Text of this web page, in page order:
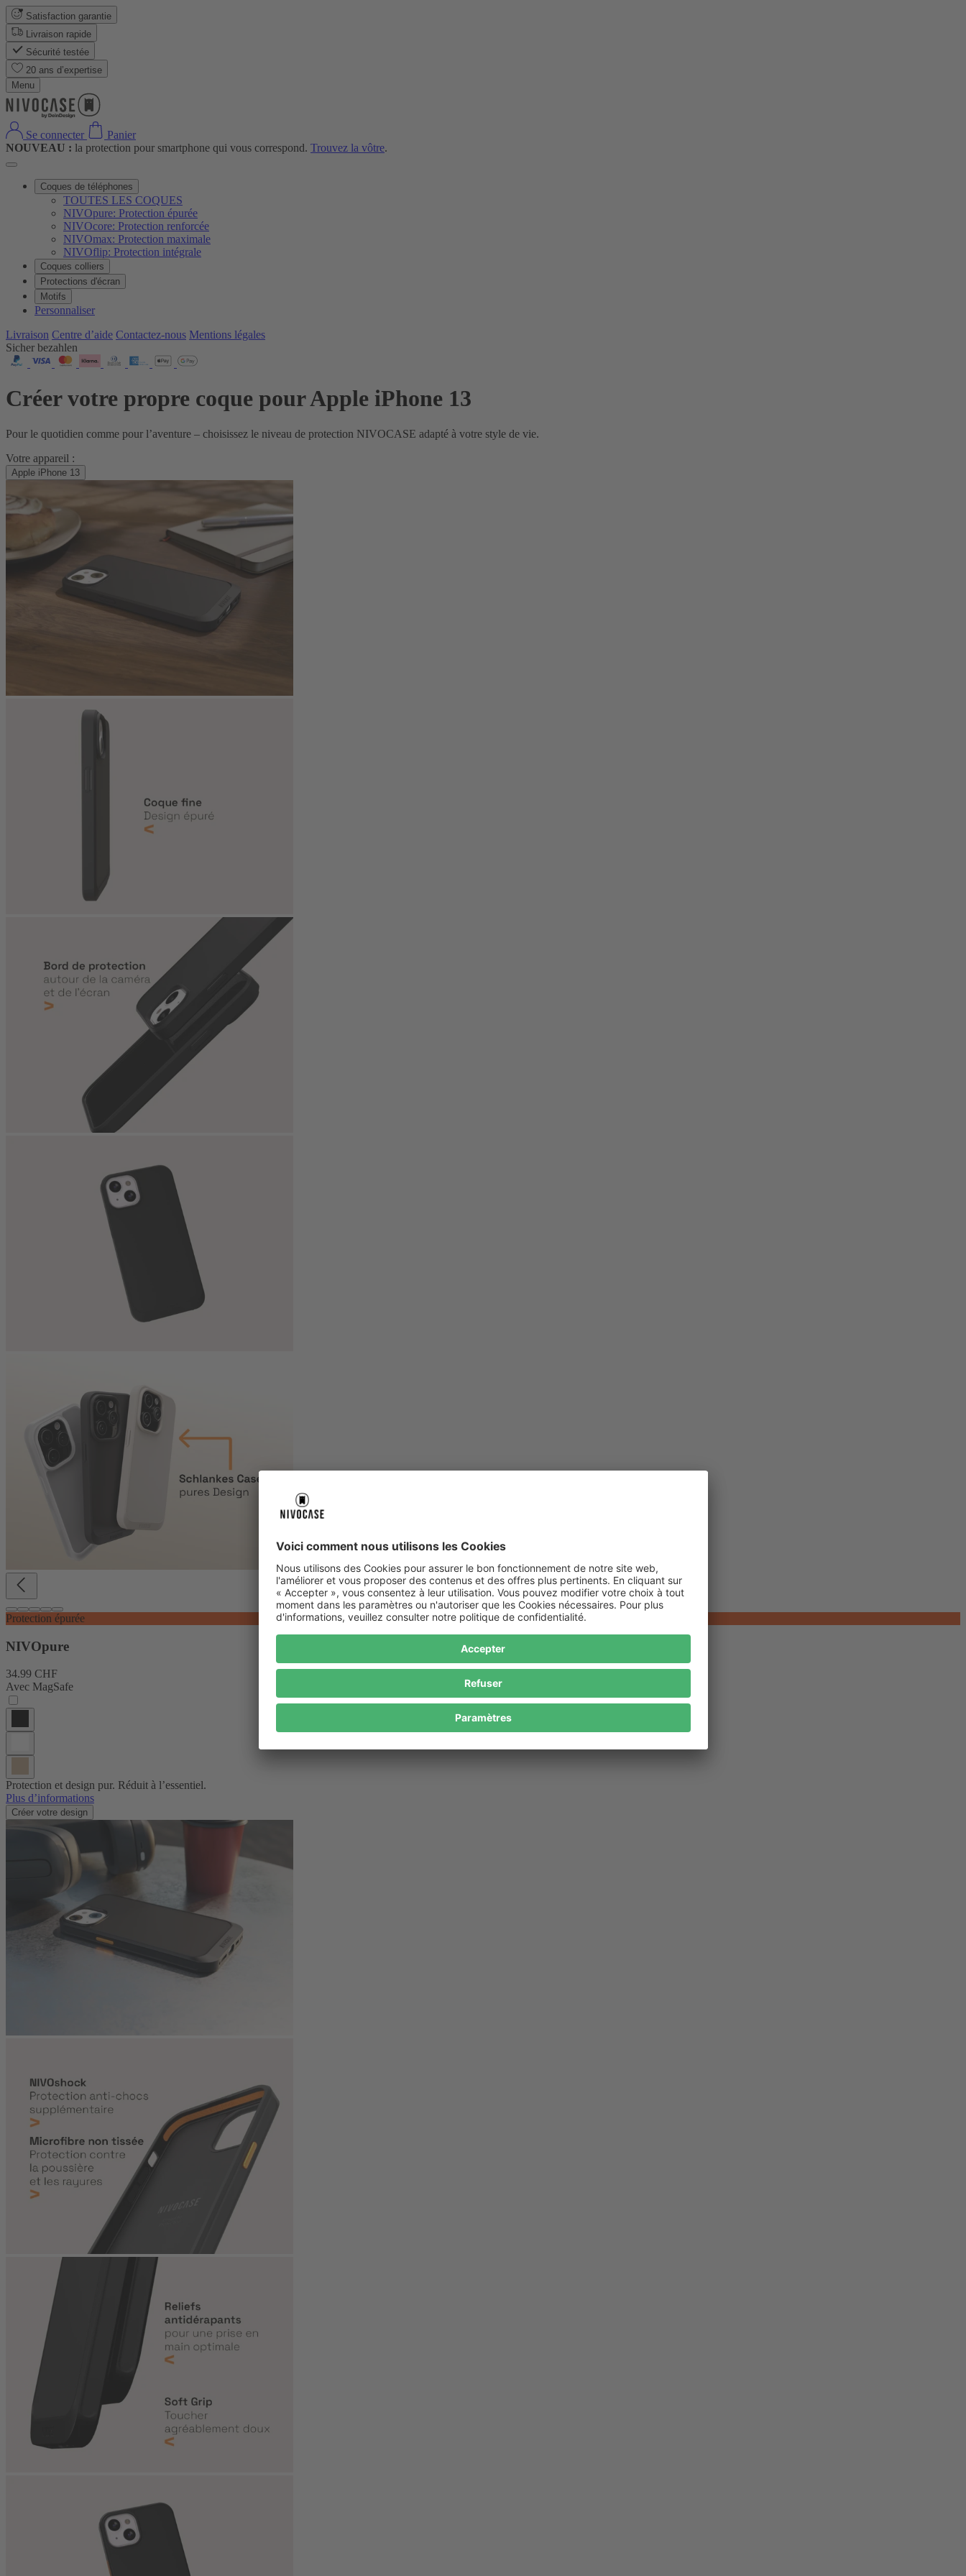
Satisfaction garantie
Livraison rapide
Sécurité testée
20 ans d’expertise
Menu
Se connecter
Panier
NOUVEAU : la protection pour smartphone qui vous correspond. Trouvez la vôtre.
Coques de téléphones
TOUTES LES COQUES
NIVOpure: Protection épurée
NIVOcore: Protection renforcée
NIVOmax: Protection maximale
NIVOflip: Protection intégrale
Coques colliers
Protections d'écran
Motifs
Personnaliser
Livraison Centre d’aide Contactez‑nous Mentions légales
Sicher bezahlen
Créer votre propre coque pour Apple iPhone 13
Pour le quotidien comme pour l’aventure – choisissez le niveau de protection NIVOCASE adapté à votre style de vie.
Votre appareil :
Apple iPhone 13
Protection épurée
NIVOpure
34.99 CHF
Avec MagSafe
Protection et design pur. Réduit à l’essentiel.
Plus d’informations
Créer votre design